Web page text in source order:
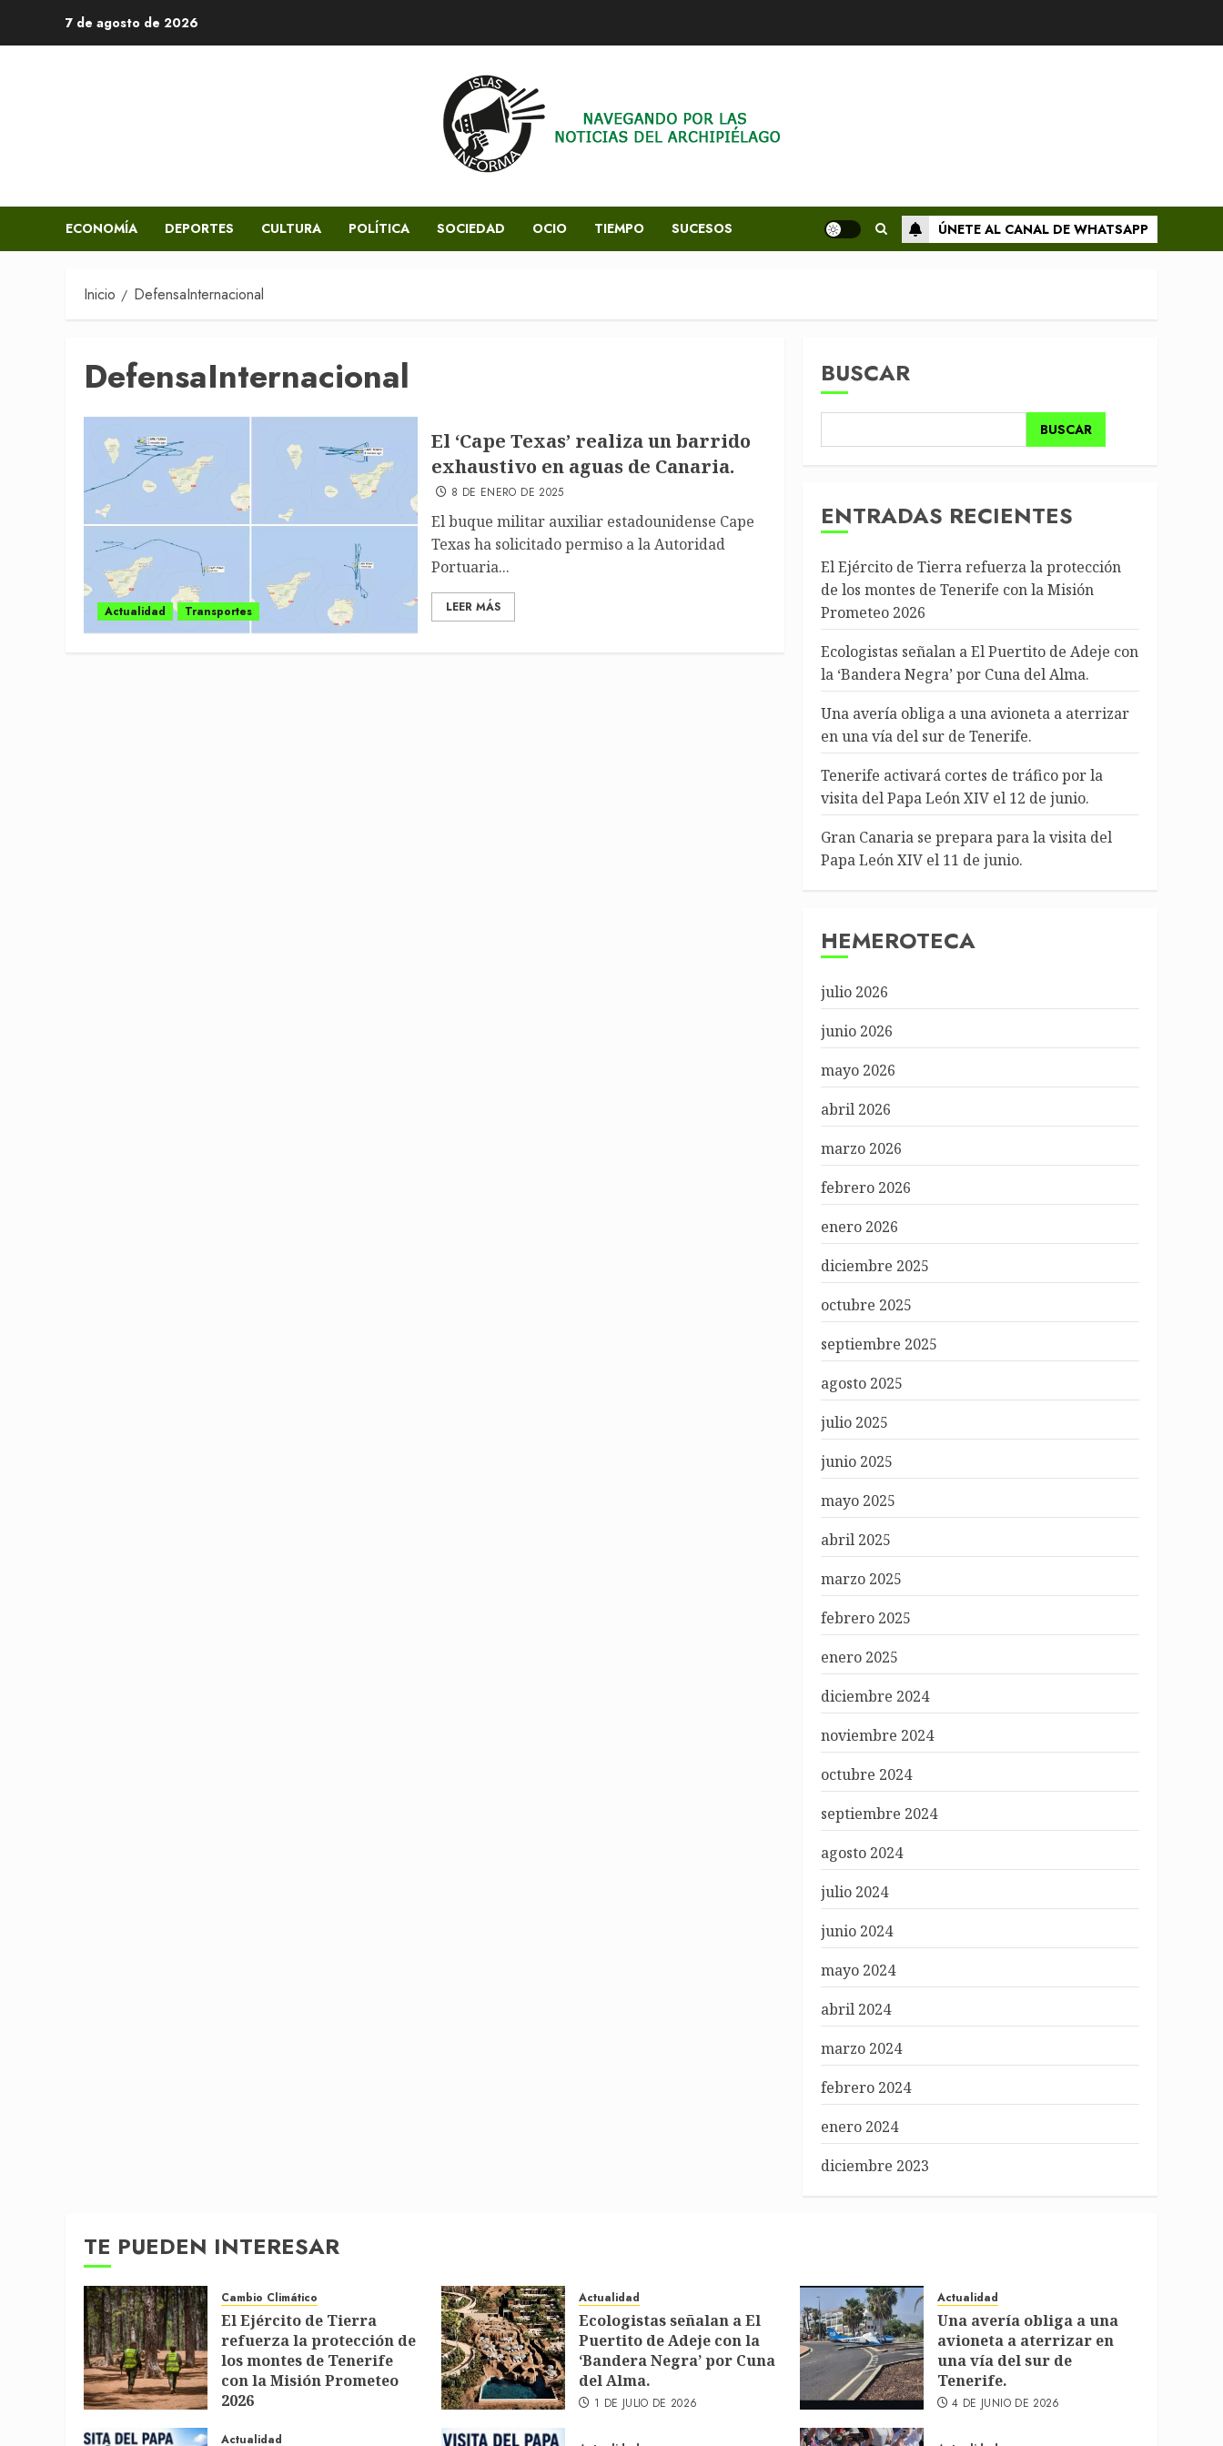
7 de agosto de 2026
ECONOMÍA DEPORTES CULTURA POLÍTICA SOCIEDAD OCIO TIEMPO SUCESOS ÚNETE AL CANAL DE WHATSAPP
Inicio DefensaInternacional
DefensaInternacional
Actualidad Transportes
El ‘Cape Texas’ realiza un barrido
exhaustivo en aguas de Canaria.
8 DE ENERO DE 2025
El buque militar auxiliar estadounidense Cape
Texas ha solicitado permiso a la Autoridad
Portuaria...
LEER MÁS
BUSCAR
BUSCAR
ENTRADAS RECIENTES
El Ejército de Tierra refuerza la protección
de los montes de Tenerife con la Misión
Prometeo 2026
Ecologistas señalan a El Puertito de Adeje con
la ‘Bandera Negra’ por Cuna del Alma.
Una avería obliga a una avioneta a aterrizar
en una vía del sur de Tenerife.
Tenerife activará cortes de tráfico por la
visita del Papa León XIV el 12 de junio.
Gran Canaria se prepara para la visita del
Papa León XIV el 11 de junio.
HEMEROTECA
julio 2026
junio 2026
mayo 2026
abril 2026
marzo 2026
febrero 2026
enero 2026
diciembre 2025
octubre 2025
septiembre 2025
agosto 2025
julio 2025
junio 2025
mayo 2025
abril 2025
marzo 2025
febrero 2025
enero 2025
diciembre 2024
noviembre 2024
octubre 2024
septiembre 2024
agosto 2024
julio 2024
junio 2024
mayo 2024
abril 2024
marzo 2024
febrero 2024
enero 2024
diciembre 2023
TE PUEDEN INTERESAR
Cambio Climático
El Ejército de Tierra
refuerza la protección de
los montes de Tenerife
con la Misión Prometeo
2026
Actualidad
Ecologistas señalan a El
Puertito de Adeje con la
‘Bandera Negra’ por Cuna
del Alma.
1 DE JULIO DE 2026
Actualidad
Una avería obliga a una
avioneta a aterrizar en
una vía del sur de
Tenerife.
4 DE JUNIO DE 2026
Actualidad